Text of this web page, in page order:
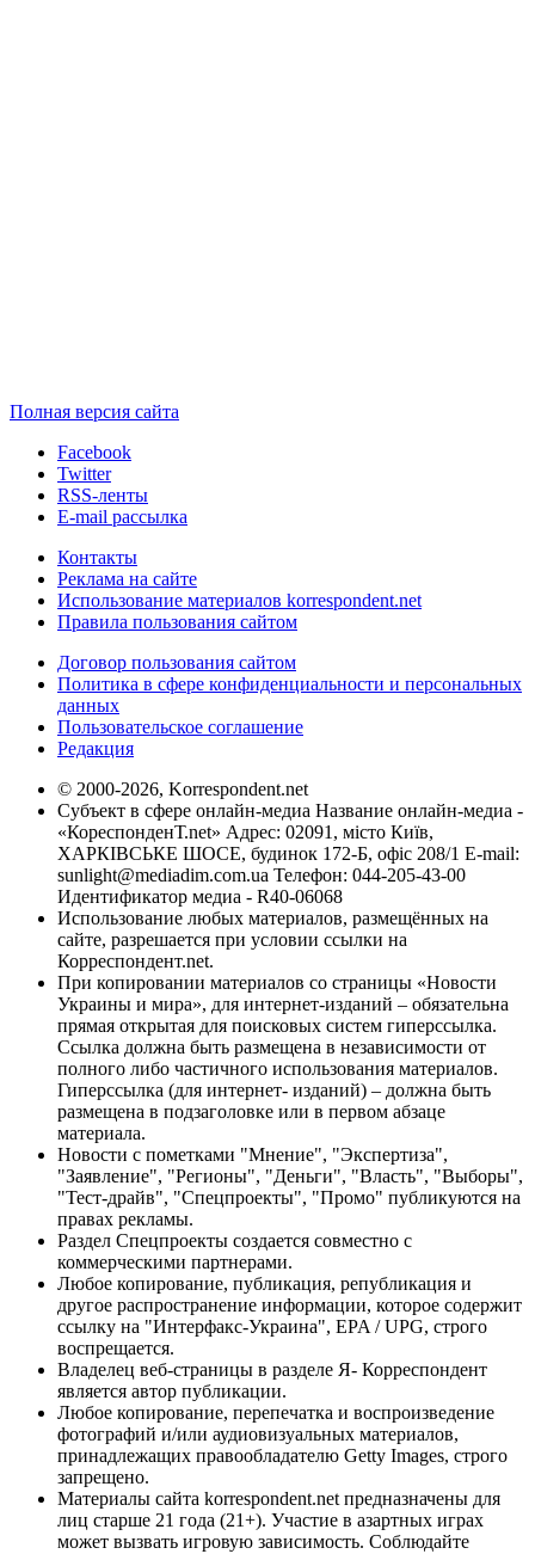
Полная версия сайта
Facebook
Twitter
RSS-ленты
E-mail рассылка
Контакты
Реклама на сайте
Использование материалов korrespondent.net
Правила пользования сайтом
Договор пользования сайтом
Политика в сфере конфиденциальности и персональных
данных
Пользовательское соглашение
Редакция
© 2000-2026, Korrespondent.net
Субъект в сфере онлайн-медиа Название онлайн-медиа -
«КореспонденТ.net» Адрес: 02091, місто Київ,
ХАРКІВСЬКЕ ШОСЕ, будинок 172-Б, офіс 208/1 E-mail:
sunlight@mediadim.com.ua Телефон: 044-205-43-00
Идентификатор медиа - R40-06068
Использование любых материалов, размещённых на
сайте, разрешается при условии ссылки на
Корреспондент.net.
При копировании материалов со страницы «Новости
Украины и мира», для интернет-изданий – обязательна
прямая открытая для поисковых систем гиперссылка.
Ссылка должна быть размещена в независимости от
полного либо частичного использования материалов.
Гиперссылка (для интернет- изданий) – должна быть
размещена в подзаголовке или в первом абзаце
материала.
Новости с пометками "Мнение", "Экспертиза",
"Заявление", "Регионы", "Деньги", "Власть", "Выборы",
"Тест-драйв", "Спецпроекты", "Промо" публикуются на
правах рекламы.
Раздел Спецпроекты создается совместно с
коммерческими партнерами.
Любое копирование, публикация, републикация и
другое распространение информации, которое содержит
ссылку на "Интерфакс-Украина", EPA / UPG, строго
воспрещается.
Владелец веб-страницы в разделе Я- Корреспондент
является автор публикации.
Любое копирование, перепечатка и воспроизведение
фотографий и/или аудиовизуальных материалов,
принадлежащих правообладателю Getty Images, строго
запрещено.
Материалы сайта korrespondent.net предназначены для
лиц старше 21 года (21+). Участие в азартных играх
может вызвать игровую зависимость. Соблюдайте